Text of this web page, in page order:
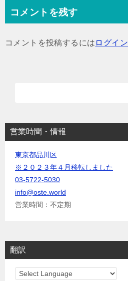
ビ
コメントを残す
コメントを投稿するには ログイン
営業時間・情報
東京都品川区
※２０２３年４月移転しました
03-5722-5030
info@oste.world
営業時間：不定期
翻訳